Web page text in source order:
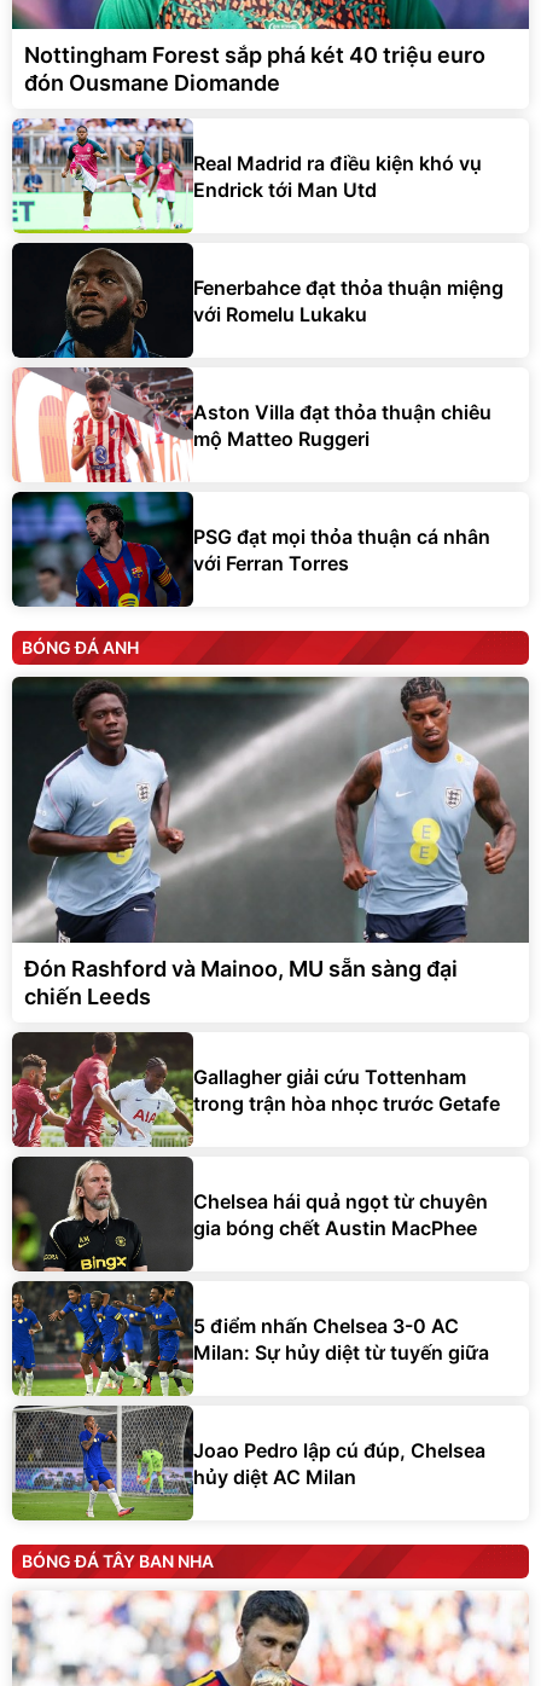
Nottingham Forest sắp phá két 40 triệu euro
đón Ousmane Diomande
Real Madrid ra điều kiện khó vụ
Endrick tới Man Utd
Fenerbahce đạt thỏa thuận miệng
với Romelu Lukaku
Aston Villa đạt thỏa thuận chiêu
mộ Matteo Ruggeri
PSG đạt mọi thỏa thuận cá nhân
với Ferran Torres
BÓNG ĐÁ ANH
Đón Rashford và Mainoo, MU sẵn sàng đại
chiến Leeds
Gallagher giải cứu Tottenham
trong trận hòa nhọc trước Getafe
Chelsea hái quả ngọt từ chuyên
gia bóng chết Austin MacPhee
5 điểm nhấn Chelsea 3-0 AC
Milan: Sự hủy diệt từ tuyến giữa
Joao Pedro lập cú đúp, Chelsea
hủy diệt AC Milan
BÓNG ĐÁ TÂY BAN NHA